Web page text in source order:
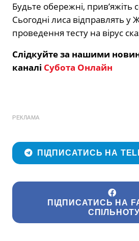
Будьте обережні, прив’яжіть
Сьогодні лиса відправлять у
проведення тесту на вірус
Слідкуйте за нашими
каналі Субота Онлайн
РЕКЛАМА
ПІДПИСАТИСЬ НА
ПІДПИСАТИСЬ НА
СПІЛЬНОТУ